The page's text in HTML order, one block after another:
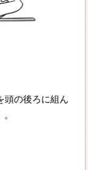
頭の後ろに組ん